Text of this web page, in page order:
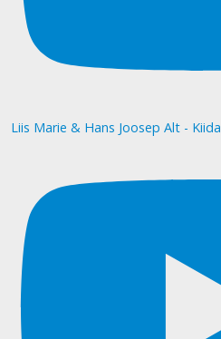
Liis Marie & Hans Joosep Alt -